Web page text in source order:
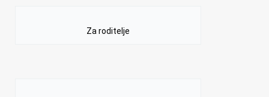
Za roditelje